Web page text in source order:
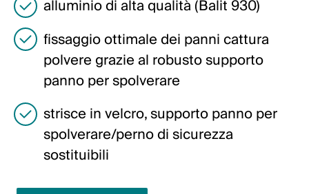
Svenska
English
Polonia
Polski
English
alluminio di alta qualità (Balit 930)
fissaggio ottimale dei panni cattura
polvere grazie al robusto supporto
panno per spolverare
strisce in velcro, supporto panno per
spolverare/perno di sicurezza
sostituibili